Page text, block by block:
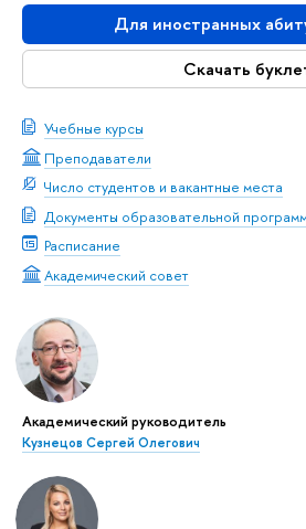
Для иностранных
Скачать
Учебные курсы
Преподаватели
Число студентов и вакантные места
Документы образовательной
Расписание
Академический совет
Академический руководитель
Кузнецов Сергей Олегович